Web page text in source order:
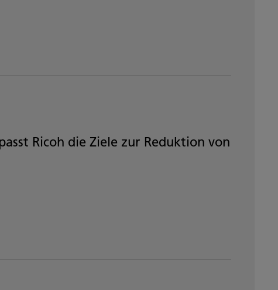
Ricoh die Ziele zur Reduktion von